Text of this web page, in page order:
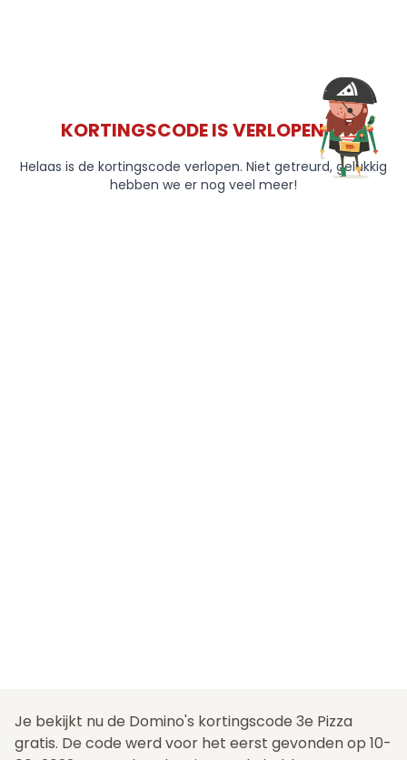
KORTINGSCODE IS VERLOPEN 😞
Helaas is de kortingscode verlopen. Niet getreurd, gelukkig
hebben we er nog veel meer!
Je bekijkt nu de Domino's kortingscode 3e Pizza
gratis. De code werd voor het eerst gevonden op 10-